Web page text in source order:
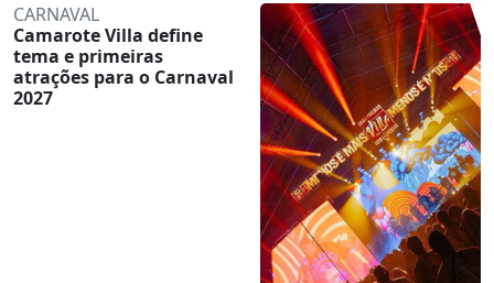
CARNAVAL
Camarote Villa define
tema e primeiras
atrações para o Carnaval
2027